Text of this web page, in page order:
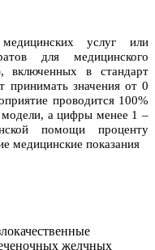
услуг или
для медицинского
включенных в стандарт
принимать значения от 0
проводится 100%
модели, а цифры менее 1 –
помощи проценту
медицинские показания
желчных